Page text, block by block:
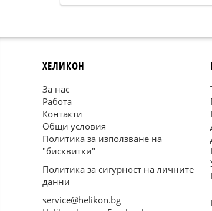
ХЕЛИКОН
За нас
Работа
Контакти
Общи условия
Политика за използване на
"бисквитки"
Политика за сигурност на личните
данни
service@helikon.bg